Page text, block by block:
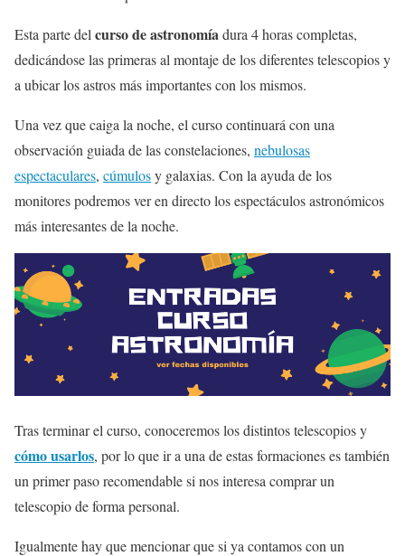
Esta parte del curso de astronomía dura 4 horas completas,
dedicándose las primeras al montaje de los diferentes telescopios y
a ubicar los astros más importantes con los mismos.
Una vez que caiga la noche, el curso continuará con una
observación guiada de las constelaciones, nebulosas
espectaculares, cúmulosy galaxias. Con la ayuda de los
monitores podremos ver en directo los espectáculos astronómicos
más interesantes de la noche.
Tras terminar el curso, conoceremos los distintos telescopios y
cómo usarlos, por lo que ir a una de estas formaciones es también
un primer paso recomendable si nos interesa comprar un
telescopio de forma personal.
Igualmente hay que mencionar que si ya contamos con un